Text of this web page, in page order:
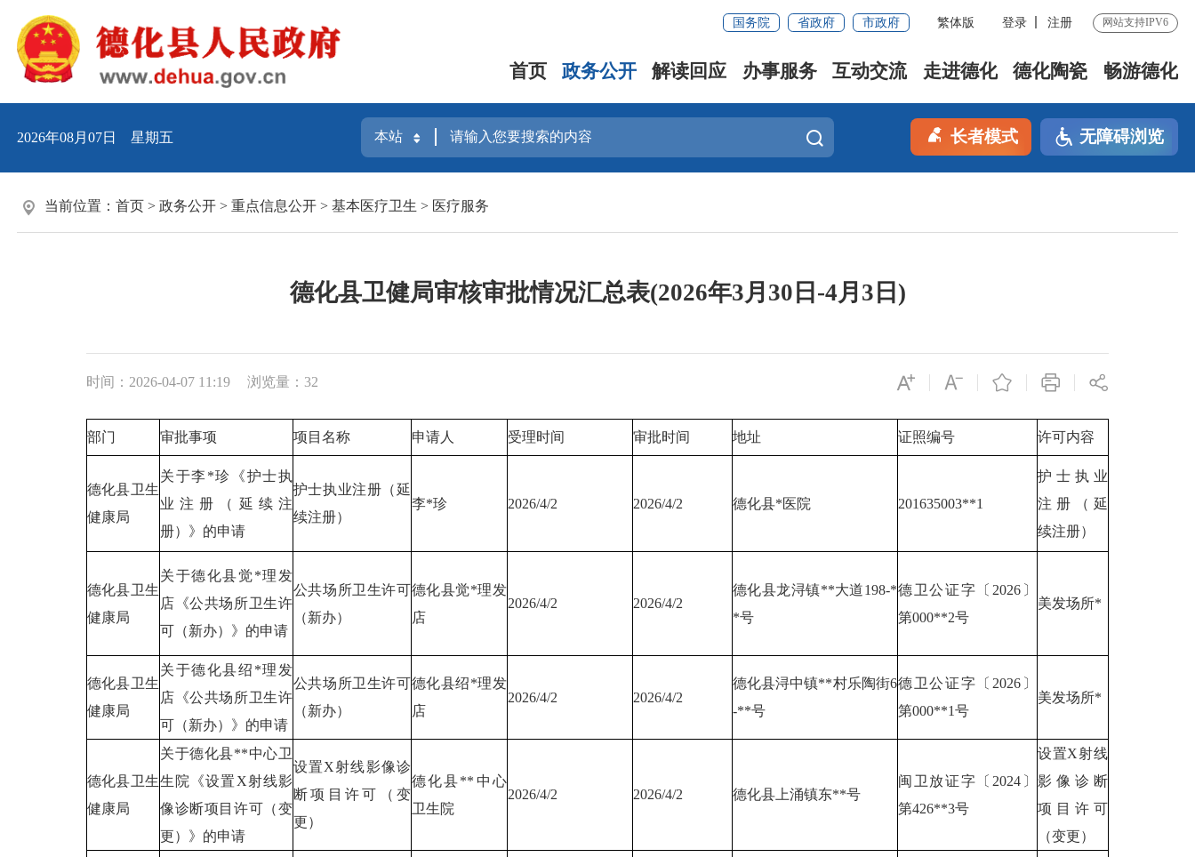
国务院 省政府 市政府 繁体版 登录 注册 网站支持IPV6
首页 政务公开 解读回应 办事服务 互动交流 走进德化 德化陶瓷 畅游德化
2026年08月07日 星期五 长者模式 无障碍浏览
当前位置： 首页 > 政务公开 > 重点信息公开 > 基本医疗卫生 > 医疗服务
德化县卫健局审核审批情况汇总表(2026年3月30日-4月3日)
时间：2026-04-07 11:19 浏览量： 32
部门 审批事项 项目名称 申请人 受理时间 审批时间 地址 证照编号 许可内容
德化县卫生
健康局
关于李*珍《护士执
业注册（延续注
册）》的申请
护士执业注册（延
续注册）
李*珍 2026/4/2 2026/4/2 德化县*医院 201635003**1
护士执业
注册（延
续注册）
德化县卫生
健康局
关于德化县觉*理发
店《公共场所卫生许
可（新办）》的申请
公共场所卫生许可
（新办）
德化县觉*理发
店
2026/4/2 2026/4/2
德化县龙浔镇**大道198-*
*号
德卫公证字〔2026〕
第000**2号
美发场所*
德化县卫生
健康局
关于德化县绍*理发
店《公共场所卫生许
可（新办）》的申请
公共场所卫生许可
（新办）
德化县绍*理发
店
2026/4/2 2026/4/2
德化县浔中镇**村乐陶街6
-**号
德卫公证字〔2026〕
第000**1号
美发场所*
德化县卫生
健康局
关于德化县**中心卫
生院《设置X射线影
像诊断项目许可（变
更）》的申请
设置X射线影像诊
断项目许可（变
更）
德化县**中心
卫生院
2026/4/2 2026/4/2 德化县上涌镇东**号
闽卫放证字〔2024〕
第426**3号
设置X射线
影像诊断
项目许可
（变更）